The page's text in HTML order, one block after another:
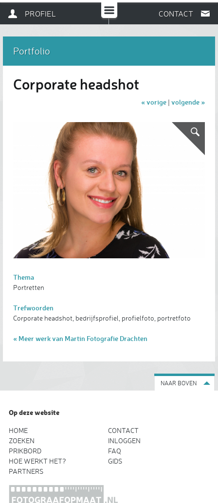
PROFIEL CONTACT
Portfolio
Corporate headshot
« vorige| volgende »
Thema
Portretten
Trefwoorden
Corporate headshot, bedrijfsprofiel, profielfoto, portretfoto
« Meer werk van Martin Fotografie Drachten
NAAR BOVEN
Op deze website
HOME
CONTACT
ZOEKEN
INLOGGEN
PRIKBORD
FAQ
HOE WERKT HET?
GIDS
PARTNERS